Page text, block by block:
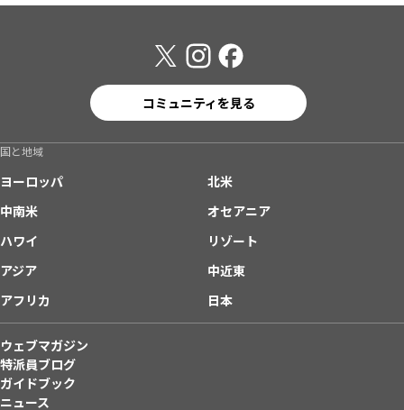
コミュニティを見る
国と地域
ヨーロッパ
北米
中南米
オセアニア
ハワイ
リゾート
アジア
中近東
アフリカ
日本
ウェブマガジン
特派員ブログ
ガイドブック
ニュース